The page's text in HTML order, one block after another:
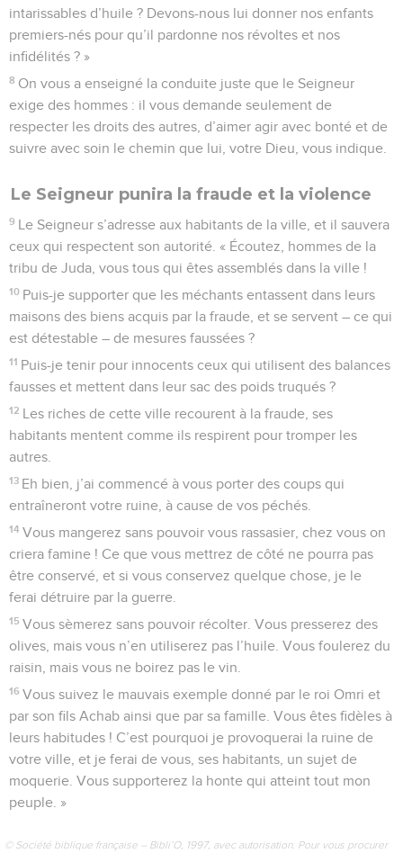
intarissables d’huile ? Devons-nous lui donner nos enfants
premiers-nés pour qu’il pardonne nos révoltes et nos
infidélités ? »
8 On vous a enseigné la conduite juste que le Seigneur
exige des hommes : il vous demande seulement de
respecter les droits des autres, d’aimer agir avec bonté et de
suivre avec soin le chemin que lui, votre Dieu, vous indique.
Le Seigneur punira la fraude et la violence
9 Le Seigneur s’adresse aux habitants de la ville, et il sauvera
ceux qui respectent son autorité. « Écoutez, hommes de la
tribu de Juda, vous tous qui êtes assemblés dans la ville !
10 Puis-je supporter que les méchants entassent dans leurs
maisons des biens acquis par la fraude, et se servent – ce qui
est détestable – de mesures faussées ?
11 Puis-je tenir pour innocents ceux qui utilisent des balances
fausses et mettent dans leur sac des poids truqués ?
12 Les riches de cette ville recourent à la fraude, ses
habitants mentent comme ils respirent pour tromper les
autres.
13 Eh bien, j’ai commencé à vous porter des coups qui
entraîneront votre ruine, à cause de vos péchés.
14 Vous mangerez sans pouvoir vous rassasier, chez vous on
criera famine ! Ce que vous mettrez de côté ne pourra pas
être conservé, et si vous conservez quelque chose, je le
ferai détruire par la guerre.
15 Vous sèmerez sans pouvoir récolter. Vous presserez des
olives, mais vous n’en utiliserez pas l’huile. Vous foulerez du
raisin, mais vous ne boirez pas le vin.
16 Vous suivez le mauvais exemple donné par le roi Omri et
par son fils Achab ainsi que par sa famille. Vous êtes fidèles à
leurs habitudes ! C’est pourquoi je provoquerai la ruine de
votre ville, et je ferai de vous, ses habitants, un sujet de
moquerie. Vous supporterez la honte qui atteint tout mon
peuple. »
© Société biblique française – Bibli’O, 1997, avec autorisation. Pour vous procurer